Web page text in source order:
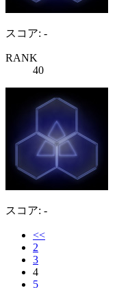
スコア: -
RANK
40
スコア: -
<<
2
3
4
5